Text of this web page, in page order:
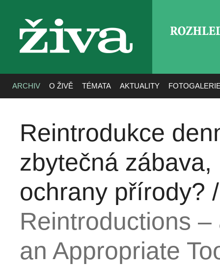
živa
ARCHIV O ŽIVĚ TÉMATA AKTUALITY
Reintrodukce
zbytečná
ochrany přírody?
Reintroductions
an Appropriate